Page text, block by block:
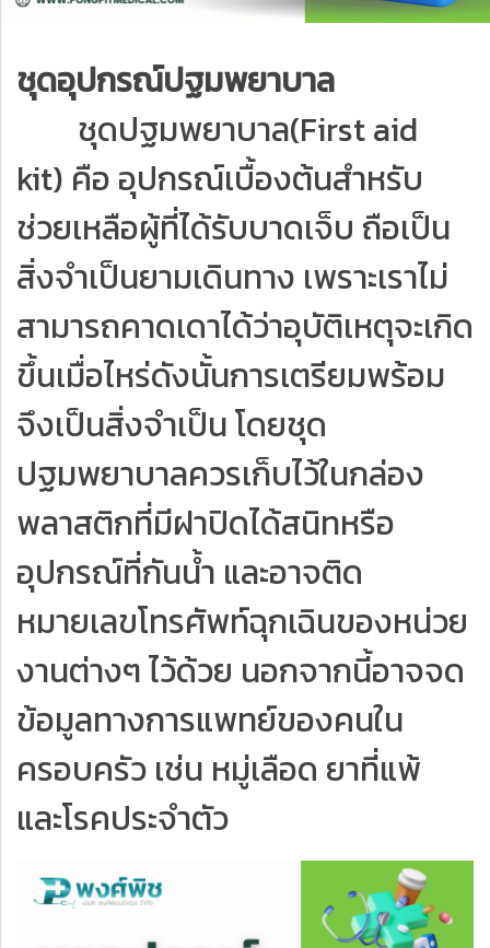
ชุดอุปกรณ์ปฐมพยาบาล
ชุดปฐมพยาบาล(First aid
kit) คือ อุปกรณ์เบื้องต้นสำหรับ
ช่วยเหลือผู้ที่ได้รับบาดเจ็บ ถือเป็น
สิ่งจำเป็นยามเดินทาง เพราะเราไม่
สามารถคาดเดาได้ว่าอุบัติเหตุจะเกิด
ขึ้นเมื่อไหร่ดังนั้นการเตรียมพร้อม
จึงเป็นสิ่งจำเป็น โดยชุด
ปฐมพยาบาลควรเก็บไว้ในกล่อง
พลาสติกที่มีฝาปิดได้สนิทหรือ
อุปกรณ์ที่กันน้ำ และอาจติด
หมายเลขโทรศัพท์ฉุกเฉินของหน่วย
งานต่างๆ ไว้ด้วย นอกจากนี้อาจจด
ข้อมูลทางการแพทย์ของคนใน
ครอบครัว เช่น หมู่เลือด ยาที่แพ้
และโรคประจำตัว